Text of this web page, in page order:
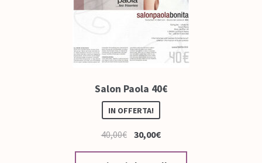
Salon Paola 40€
IN OFFERTA!
40,00€ 30,00€